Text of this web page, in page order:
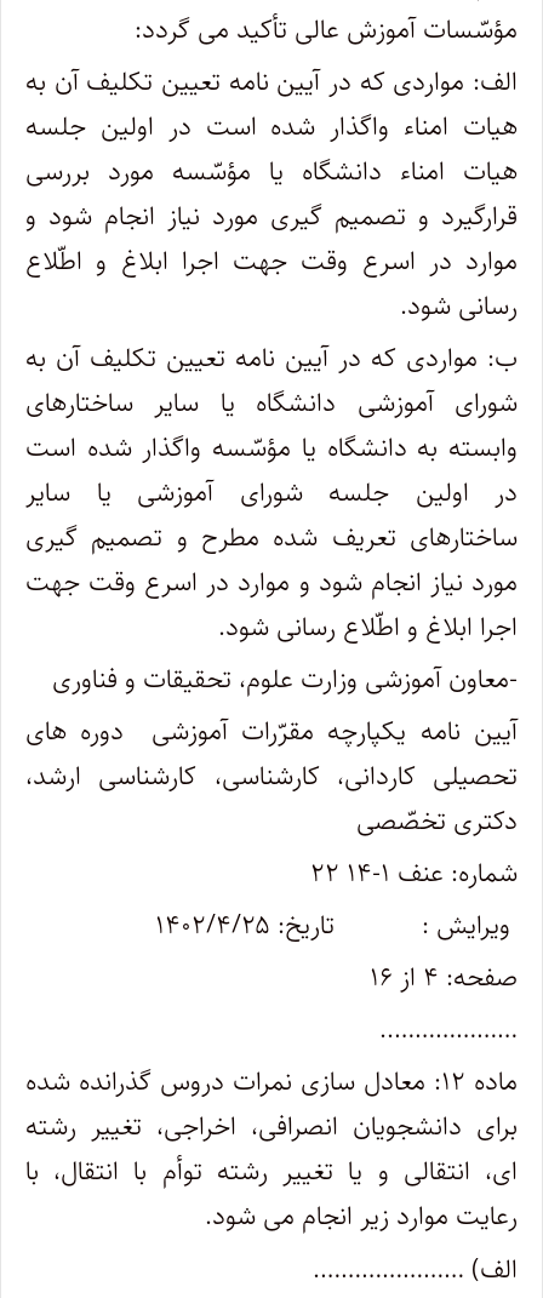
مؤسّسات آموزش عالی تأکید می گردد:
الف: مواردی که در آیین نامه تعیین تکلیف آن به
هیات امناء واگذار شده است در اولین جلسه
هیات امناء دانشگاه یا مؤسّسه مورد بررسی
قرارگیرد و تصمیم گیری مورد نیاز انجام شود و
موارد در اسرع وقت جهت اجرا ابلاغ و اطّلاع
رسانی شود.
ب: مواردی که در آیین نامه تعیین تکلیف آن به
شورای آموزشی دانشگاه یا سایر ساختارهای
وابسته به دانشگاه یا مؤسّسه واگذار شده است
در اولین جلسه شورای آموزشی یا سایر
ساختارهای تعریف شده مطرح و تصمیم گیری
مورد نیاز انجام شود و موارد در اسرع وقت جهت
اجرا ابلاغ و اطّلاع رسانی شود.
-معاون آموزشی وزارت علوم، تحقیقات و فناوری
آیین نامه یکپارچه مقرّرات آموزشی دوره های
تحصیلی کاردانی، کارشناسی، کارشناسی ارشد،
دکتری تخصّصی
شماره: عنف ۱-۱۴ ۲۲
ویرایش : تاریخ: ۱۴۰۲/۴/۲۵
صفحه: ۴ از ۱۶
………………..
ماده ۱۲: معادل سازی نمرات دروس گذرانده شده
برای دانشجویان انصرافی، اخراجی، تغییر رشته
ای، انتقالی و یا تغییر رشته توأم با انتقال، با
رعایت موارد زیر انجام می شود.
الف) ………………….